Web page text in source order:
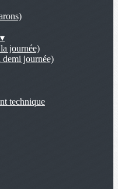
▾
journée)
journée)
technique